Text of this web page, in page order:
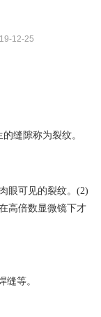
12-25
缝隙称为裂纹。
眼可见的裂纹。(2)
高倍数显微镜下才
等。